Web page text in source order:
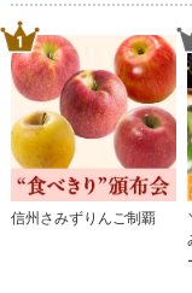
信州さみずりんご制覇